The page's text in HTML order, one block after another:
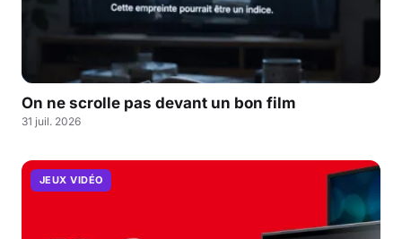
On ne scrolle pas devant un bon film
31 juil. 2026
JEUX VIDÉO